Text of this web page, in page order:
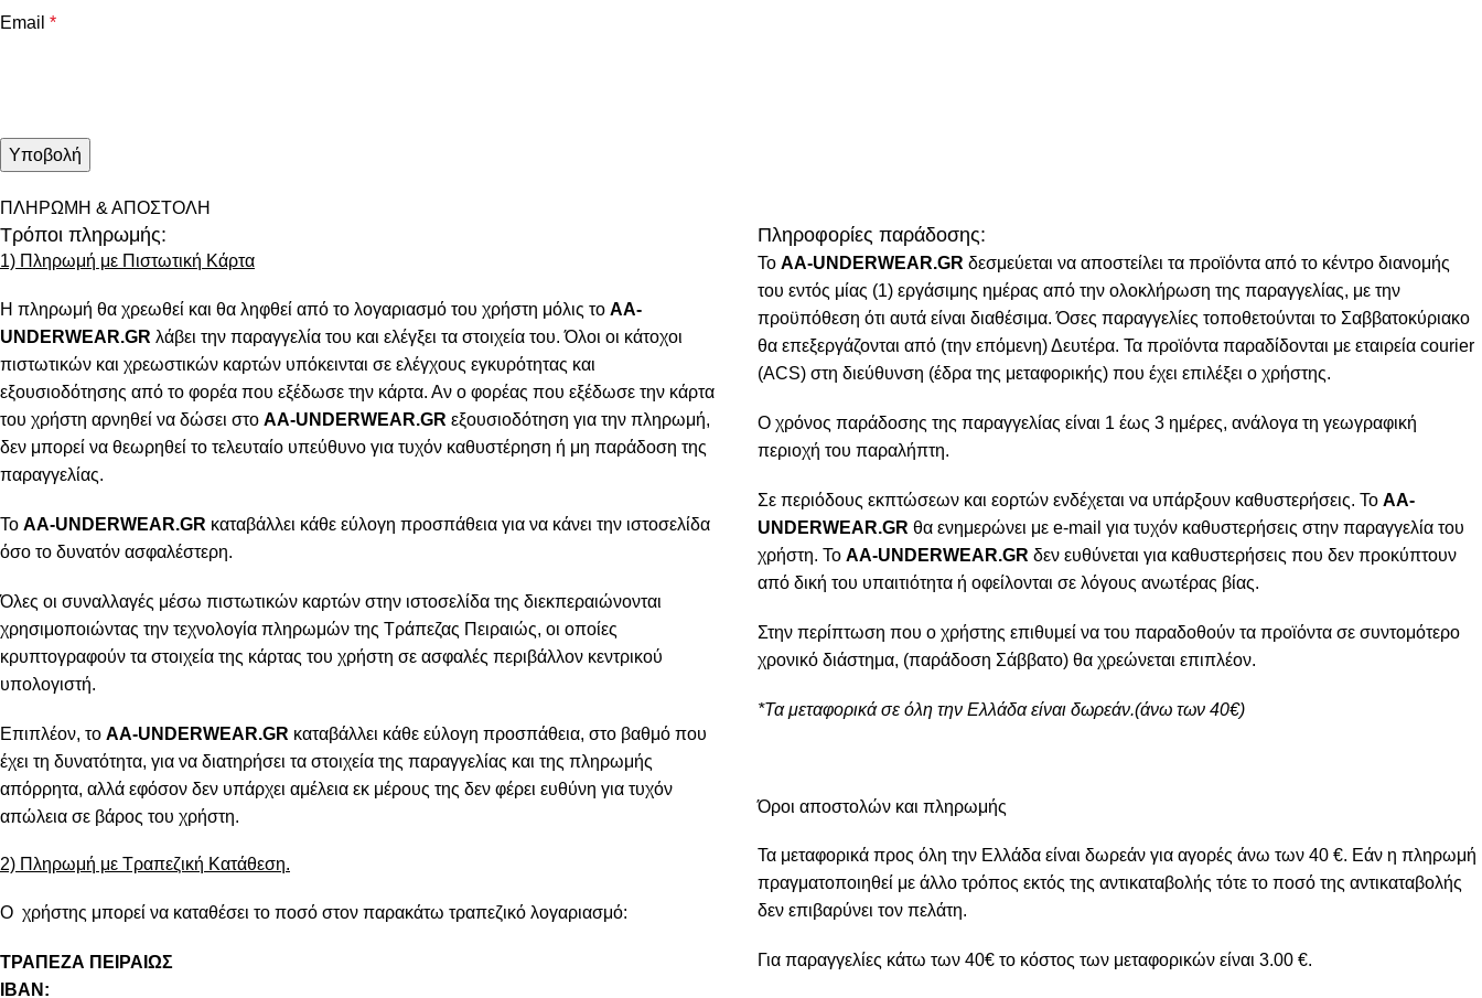
Email *
ΠΛΗΡΩΜΗ & ΑΠΟΣΤΟΛΗ
Τρόποι πληρωμής:
1) Πληρωμή με Πιστωτική Κάρτα
Η πληρωμή θα χρεωθεί και θα ληφθεί από το λογαριασμό του χρήστη μόλις το AA-
UNDERWEAR.GR λάβει την παραγγελία του και ελέγξει τα στοιχεία του. Όλοι οι κάτοχοι
πιστωτικών και χρεωστικών καρτών υπόκεινται σε ελέγχους εγκυρότητας και
εξουσιοδότησης από το φορέα που εξέδωσε την κάρτα. Αν ο φορέας που εξέδωσε την κάρτα
του χρήστη αρνηθεί να δώσει στο AA-UNDERWEAR.GR εξουσιοδότηση για την πληρωμή,
δεν μπορεί να θεωρηθεί το τελευταίο υπεύθυνο για τυχόν καθυστέρηση ή μη παράδοση της
παραγγελίας.
Το AA-UNDERWEAR.GR καταβάλλει κάθε εύλογη προσπάθεια για να κάνει την ιστοσελίδα
όσο το δυνατόν ασφαλέστερη.
Όλες οι συναλλαγές μέσω πιστωτικών καρτών στην ιστοσελίδα της διεκπεραιώνονται
χρησιμοποιώντας την τεχνολογία πληρωμών της Τράπεζας Πειραιώς, οι οποίες
κρυπτογραφούν τα στοιχεία της κάρτας του χρήστη σε ασφαλές περιβάλλον κεντρικού
υπολογιστή.
Επιπλέον, το AA-UNDERWEAR.GR καταβάλλει κάθε εύλογη προσπάθεια, στο βαθμό που
έχει τη δυνατότητα, για να διατηρήσει τα στοιχεία της παραγγελίας και της πληρωμής
απόρρητα, αλλά εφόσον δεν υπάρχει αμέλεια εκ μέρους της δεν φέρει ευθύνη για τυχόν
απώλεια σε βάρος του χρήστη.
2) Πληρωμή με Τραπεζική Κατάθεση.
Ο χρήστης μπορεί να καταθέσει το ποσό στον παρακάτω τραπεζικό λογαριασμό:
ΤΡΑΠΕΖΑ ΠΕΙΡΑΙΩΣ
IBAN:
Πληροφορίες παράδοσης:
To AA-UNDERWEAR.GR δεσμεύεται να αποστείλει τα προϊόντα από το κέντρο διανομής
του εντός μίας (1) εργάσιμης ημέρας από την ολοκλήρωση της παραγγελίας, με την
προϋπόθεση ότι αυτά είναι διαθέσιμα. Όσες παραγγελίες τοποθετούνται το Σαββατοκύριακο
θα επεξεργάζονται από (την επόμενη) Δευτέρα. Τα προϊόντα παραδίδονται με εταιρεία courier
(ACS) στη διεύθυνση (έδρα της μεταφορικής) που έχει επιλέξει ο χρήστης.
Ο χρόνος παράδοσης της παραγγελίας είναι 1 έως 3 ημέρες, ανάλογα τη γεωγραφική
περιοχή του παραλήπτη.
Σε περιόδους εκπτώσεων και εορτών ενδέχεται να υπάρξουν καθυστερήσεις. Το AA-
UNDERWEAR.GR θα ενημερώνει με e-mail για τυχόν καθυστερήσεις στην παραγγελία του
χρήστη. Το AA-UNDERWEAR.GR δεν ευθύνεται για καθυστερήσεις που δεν προκύπτουν
από δική του υπαιτιότητα ή οφείλονται σε λόγους ανωτέρας βίας.
Στην περίπτωση που ο χρήστης επιθυμεί να του παραδοθούν τα προϊόντα σε συντομότερο
χρονικό διάστημα, (παράδοση Σάββατο) θα χρεώνεται επιπλέον.
*Τα μεταφορικά σε όλη την Ελλάδα είναι δωρεάν.(άνω των 40€)
Όροι αποστολών και πληρωμής
Τα μεταφορικά προς όλη την Ελλάδα είναι δωρεάν για αγορές άνω των 40 €. Εάν η πληρωμή
πραγματοποιηθεί με άλλο τρόπος εκτός της αντικαταβολής τότε το ποσό της αντικαταβολής
δεν επιβαρύνει τον πελάτη.
Για παραγγελίες κάτω των 40€ το κόστος των μεταφορικών είναι 3.00 €.